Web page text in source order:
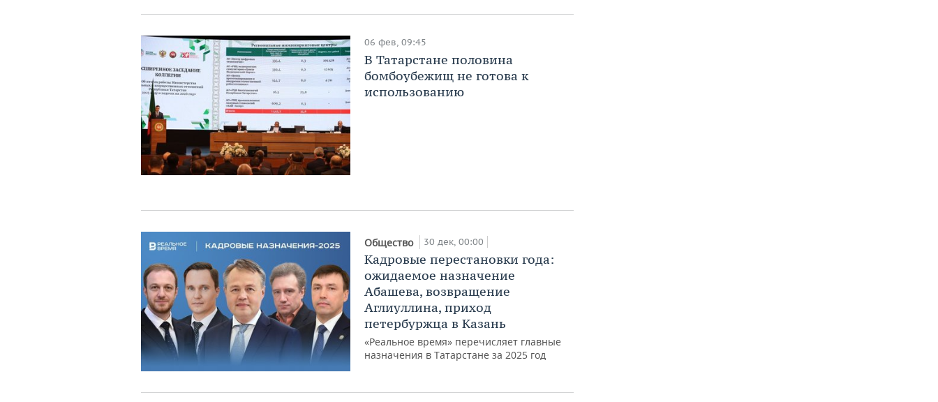
06 фев, 09:45
В Татарстане половина
бомбоубежищ не готова к
использованию
Общество 30 дек, 00:00
Кадровые перестановки года:
ожидаемое назначение
Абашева, возвращение
Аглиуллина, приход
петербуржца в Казань
«Реальное время» перечисляет главные
назначения в Татарстане за 2025 год